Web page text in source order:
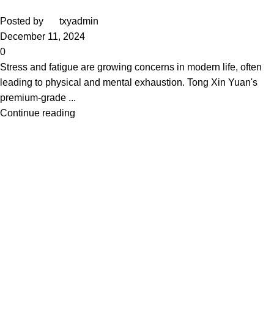
Posted by
txyadmin
December 11, 2024
0
Stress and fatigue are growing concerns in modern life, often
leading to physical and mental exhaustion. Tong Xin Yuan's
premium-grade ...
Continue reading